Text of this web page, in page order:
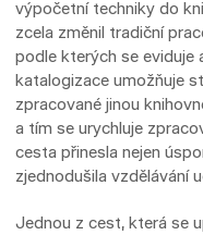
výpočetní techniky do
zcela změnil tradiční
podle kterých se eviduje
katalogizace umožňuje
zpracované jinou
a tím se urychluje
cesta přinesla nejen
zjednodušila vzdělávání
Jednou z cest, která se